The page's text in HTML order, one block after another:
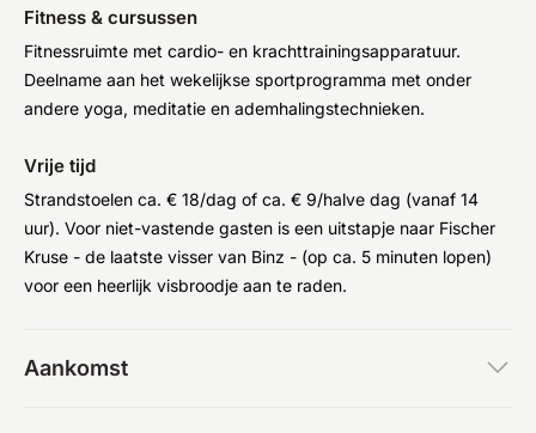
Fitness & cursussen
Fitnessruimte met cardio- en krachttrainingsapparatuur.
Deelname aan het wekelijkse sportprogramma met onder
andere yoga, meditatie en ademhalingstechnieken.
Vrije tijd
Strandstoelen ca. € 18/dag of ca. € 9/halve dag (vanaf 14
uur). Voor niet-vastende gasten is een uitstapje naar Fischer
Kruse - de laatste visser van Binz - (op ca. 5 minuten lopen)
voor een heerlijk visbroodje aan te raden.
Aankomst